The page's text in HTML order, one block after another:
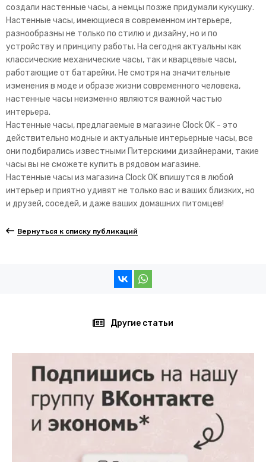
создали настенные часы, а немцы позже придумали кукушку.
Настенные часы, имеющиеся в современном интерьере,
разнообразны не только по стилю и дизайну, но и по
устройству и принципу работы. На сегодня актуальны как
классические механические часы, так и кварцевые часы,
работающие от батарейки. Не смотря на значительные
изменения в моде и образе жизни современного человека,
настенные часы неизменно являются важной частью
интерьера.
Настенные часы, предлагаемые в магазине Clock OK - это
действительно модные и актуальные интерьерные часы, все
они подбирались известными Питерскими дизайнерами, такие
часы вы не сможете купить в рядовом магазине.
Настенные часы из магазина Clock OK впишутся в любой
интерьер и приятно удивят не только вас и ваших близких, но
и друзей, соседей, и даже ваших домашних питомцев!
Вернуться к списку публикаций
Другие статьи